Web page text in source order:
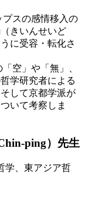
スの感情移入の
きいんせいど
に受容・転化さ
空」や「無」、
学研究者による
して京都学派が
いて考察しま
ping）先生
学、東アジア哲